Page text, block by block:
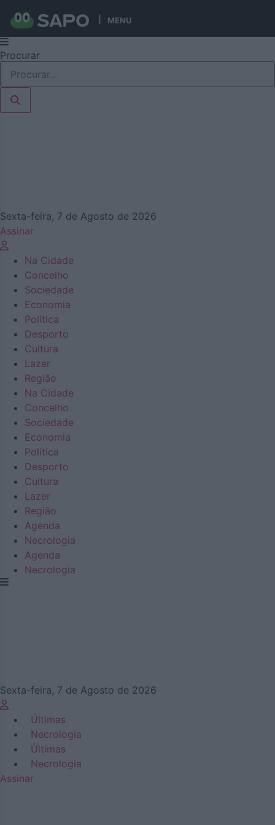
MENU
Pular
para
conteúdo
Procurar
Sexta-feira, 7 de Agosto de 2026
Assinar
Na Cidade
Concelho
Sociedade
Economia
Política
Desporto
Cultura
Lazer
Região
Na Cidade
Concelho
Sociedade
Economia
Política
Desporto
Cultura
Lazer
Região
Agenda
Necrologia
Agenda
Necrologia
Sexta-feira, 7 de Agosto de 2026
Últimas
Necrologia
Últimas
Necrologia
Assinar